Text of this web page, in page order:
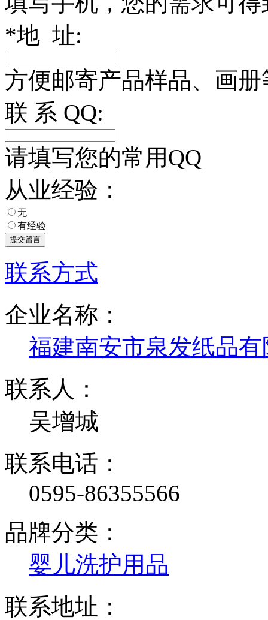
*地 址:
方便邮寄产品样品、画
联 系 QQ:
请填写您的常用QQ
从业经验：
无
有经验
联系方式
企业名称：
福建南安市泉发纸品
联系人：
吴增城
联系电话：
0595-86355566
品牌分类：
婴儿洗护用品
联系地址：